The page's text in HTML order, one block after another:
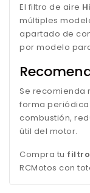
El filtro de aire
múltiples
apartado de
por modelo
Se recomienda
forma
combustión,
útil del motor.
Compra tu filtro
RCMotos con